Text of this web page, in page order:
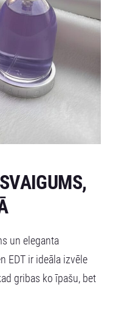
un eleganta
EDT ir ideāla izvēle
gribas ko īpašu, bet